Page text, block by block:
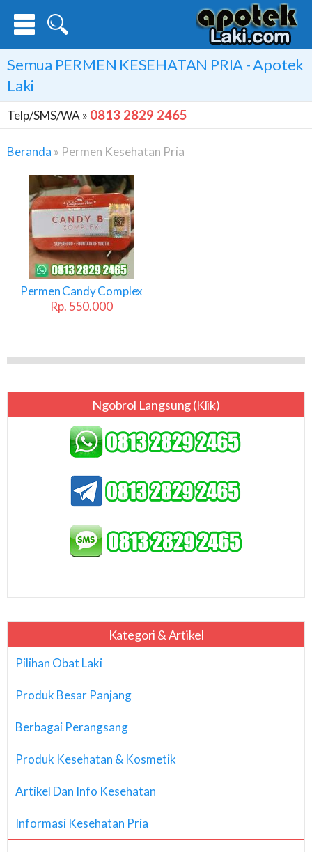
Semua PERMEN KESEHATAN PRIA- Apotek
Laki
Telp/SMS/WA » 0813 2829 2465
Beranda » Permen Kesehatan Pria
Permen
Kesehatan
Pria
Permen Candy Complex
Rp. 550.000
Ngobrol Langsung (klik)
Kategori & Artikel
Pilihan Obat Laki
Produk Besar Panjang
Berbagai Perangsang
Produk Kesehatan & Kosmetik
Artikel Dan Info Kesehatan
Informasi Kesehatan Pria